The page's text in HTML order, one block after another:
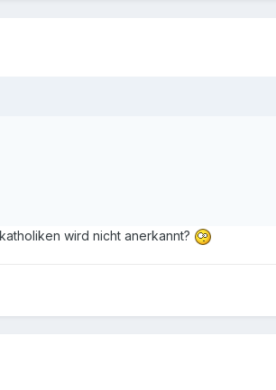
wird nicht anerkannt?